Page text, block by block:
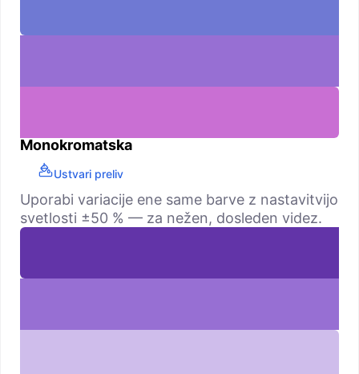
Monokromatska
Ustvari preliv
Uporabi variacije ene same barve z nastavitvijo
svetlosti ±50 % — za nežen, dosleden videz.